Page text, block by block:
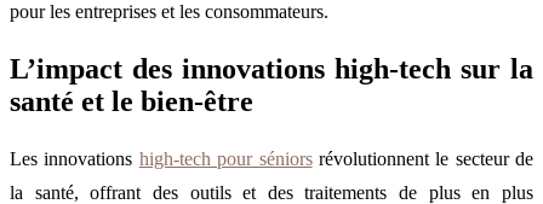
pour les entreprises et les consommateurs.
L’impact des innovations high-tech sur la
santé et le bien-être
Les innovations high-tech pour séniorsrévolutionnent le secteur de
la santé, offrant des outils et des traitements de plus en plus